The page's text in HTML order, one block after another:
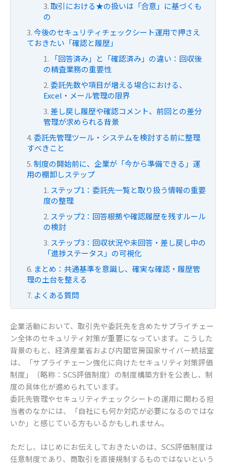
取引における★の扱いは「合意」に基づくも
の
今後のセキュリティチェックシート運用で押さえ
ておきたい「確認と履歴」
「回答済み」と「確認済み」の違い：回収後
の精査業務の重要性
委託先数や項目が増える場合における、
Excel・メール管理の限界
差し戻し履歴や確認コメント、前回との差分
管理が求められる背景
委託先管理ツール・システムを検討する前に整理
すべきこと
制度の開始前に、企業が「今から準備できる」運
用の棚卸しステップ
ステップ1：委託先一覧と取り扱う情報の重要
度の整理
ステップ2：回答根拠や確認履歴を残すルール
の検討
ステップ3：回収状況や未回答・差し戻し中の
「進捗ステータス」の可視化
まとめ：共通基準を意識し、確実な確認・履歴管
理の土台を整える
よくある質問
企業活動において、取引先や委託先を含めたサプライチェー
ン全体のセキュリティ対策が重要になっています。こうした
背景のもと、経済産業省および内閣官房国家サイバー統括室
は、「サプライチェーン強化に向けたセキュリティ対策評価
制度」（略称：SCS評価制度）の制度構築方針を公表し、制
度の具体化が進められています。
委託先管理やセキュリティチェックシートの運用に関わる担
当者のなかには、「自社にも何か対応が必要になるのではな
いか」と感じている方もいるかもしれません。
ただし、はじめにお伝えしておきたいのは、SCS評価制度は
任意制度であり、商取引を直接規制するものではないという